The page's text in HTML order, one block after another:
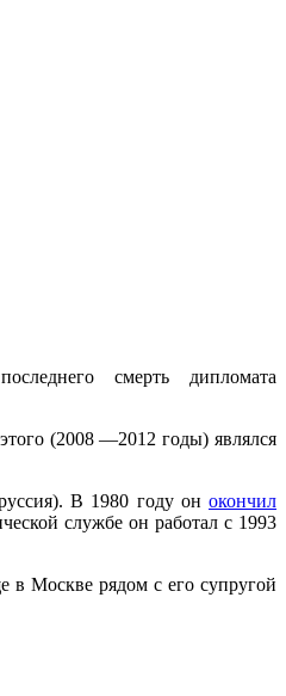
смерть дипломата
(2008 —2012 годы) являлся
В 1980 году он окончил
службе он работал с 1993
Москве рядом с его супругой